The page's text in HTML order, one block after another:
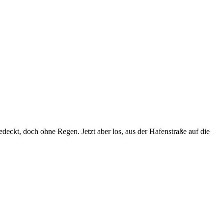
doch ohne Regen. Jetzt aber los, aus der Hafenstraße auf die